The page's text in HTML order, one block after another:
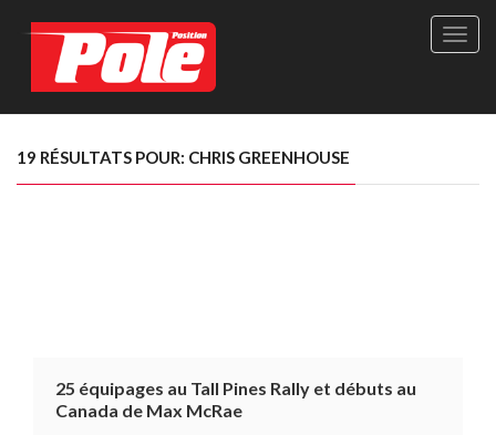
Site
Le
19 RÉSULTATS POUR: CHRIS GREENHOUSE
25 équipages au Tall Pines Rally et débuts au
Canada de Max McRae